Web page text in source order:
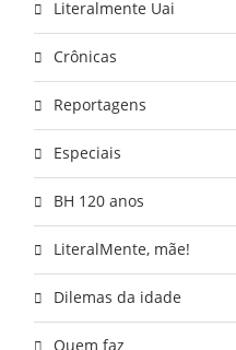
Literalmente Uai
Crônicas
Reportagens
Especiais
BH 120 anos
LiteralMente, mãe!
Dilemas da idade
Quem faz